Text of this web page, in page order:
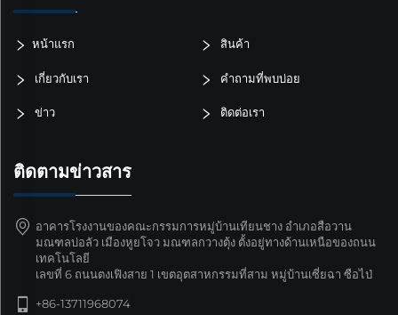
หน้าแรก สินค้า
เกี่ยวกับเรา คำถามที่พบบ่อย
ข่าว ติดต่อเรา
ติดตามข่าวสาร
อาคารโรงงานของคณะกรรมการหมู่บ้านเทียนชาง อำเภอสือวาน
มณฑลบ่อลัว เมืองหูยโจว มณฑลกวางตุ้ง ตั้งอยู่ทางด้านเหนือของถนน
เทคโนโลยี
เลขที่ 6 ถนนตงเฟิงสาย 1 เขตอุตสาหกรรมที่สาม หมู่บ้านเซี่ยฉา ซือไป่
+86-13711968074